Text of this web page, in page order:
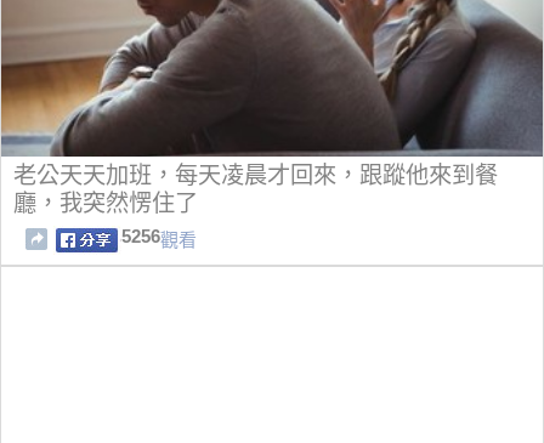
老公天天加班，每天凌晨才回來，跟蹤他來到餐
廳，我突然愣住了
5256觀看